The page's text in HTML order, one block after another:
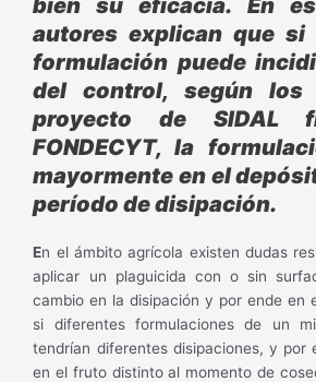
autores explican que
formulación puede
del control, según los
proyecto de SIDAL
FONDECYT, la
mayormente en el
período de disipación.
En el ámbito agrícola existen dudas
aplicar un plaguicida con o sin
cambio en la disipación y por ende en
si diferentes formulaciones de un
tendrían diferentes disipaciones, y por
en el fruto distinto al momento de